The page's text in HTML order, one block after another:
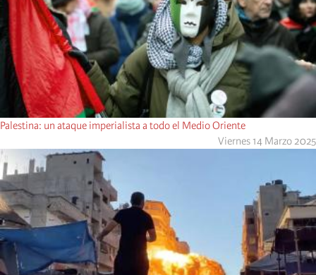
Palestina: un ataque imperialista a todo el Medio Oriente
Viernes 14 Marzo 2025